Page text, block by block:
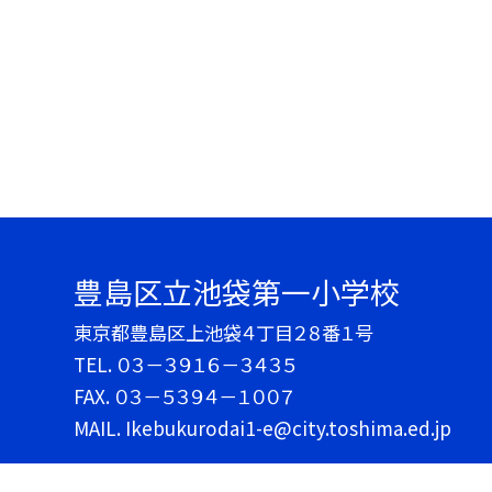
豊島区立池袋第一小学校
東京都豊島区上池袋４丁目２８番１号
TEL. ０３－３９１６－３４３５
FAX. ０３－５３９４－１００７
MAIL. Ikebukurodai1-e@city.toshima.ed.jp